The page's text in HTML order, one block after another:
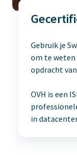
Gebruik je
om te weten
opdracht
OVH is een
in